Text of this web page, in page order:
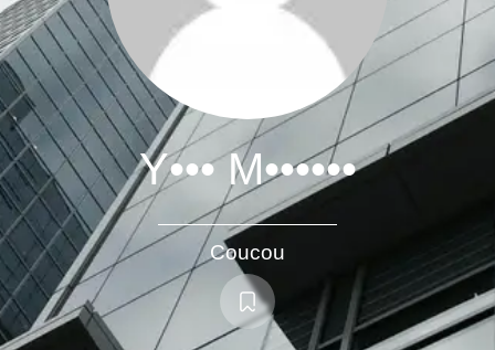
Y••• M••••••
Coucou